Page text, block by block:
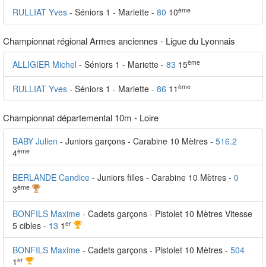
RULLIAT Yves - Séniors 1 - Mariette - 80 10ème
Championnat régional Armes anciennes - Ligue du Lyonnais
ALLIGIER Michel - Séniors 1 - Mariette - 83 15ème
RULLIAT Yves - Séniors 1 - Mariette - 86 11 ème
Championnat départemental 10m - Loire
BABY Julien - Juniors garçons - Carabine 10 Mètres - 516.2
4ème
BERLANDE Candice - Juniors filles - Carabine 10 Mètres - 0
3ème
BONFILS Maxime - Cadets garçons - Pistolet 10 Mètres Vitesse
5 cibles - 13 1 er
BONFILS Maxime - Cadets garçons - Pistolet 10 Mètres - 504
1 er